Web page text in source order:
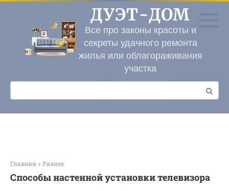
Перейти
контенту
ДУЭТ-ДОМ
Все про законы красоты и
секреты удачного ремонта
жилья или облагораживания
участка
Поиск:
Главная » Разное
Способы настенной установки телевизора